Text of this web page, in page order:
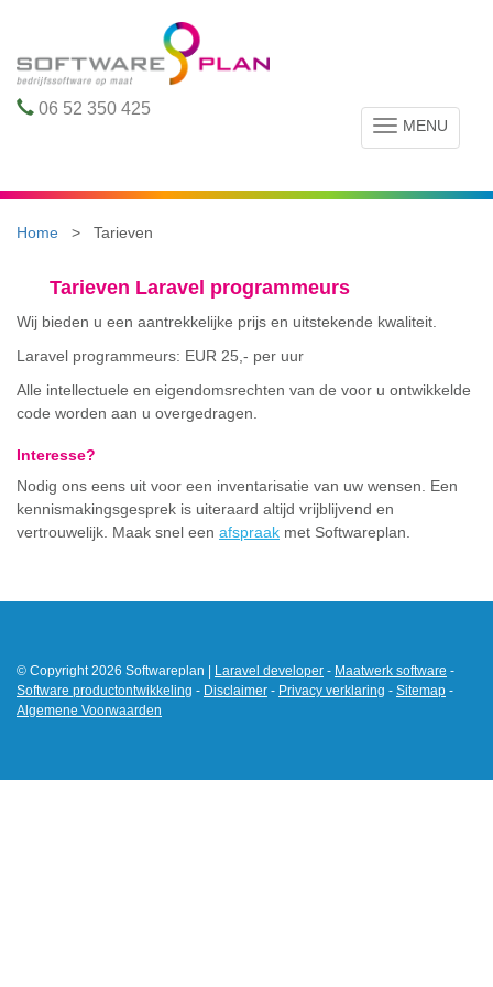
Toggle
navigation
MENU
06 52 350 425
Home > Tarieven
Tarieven Laravel programmeurs
Wij bieden u een aantrekkelijke prijs en uitstekende kwaliteit.
Laravel programmeurs: EUR 25,- per uur
Alle intellectuele en eigendomsrechten van de voor u ontwikkelde
code worden aan u overgedragen.
Interesse?
Nodig ons eens uit voor een inventarisatie van uw wensen. Een
kennismakingsgesprek is uiteraard altijd vrijblijvend en
vertrouwelijk. Maak snel een afspraak met Softwareplan.
© Copyright 2026 Softwareplan | Laravel developer - Maatwerk software -
Software productontwikkeling - Disclaimer - Privacy verklaring - Sitemap -
Algemene Voorwaarden